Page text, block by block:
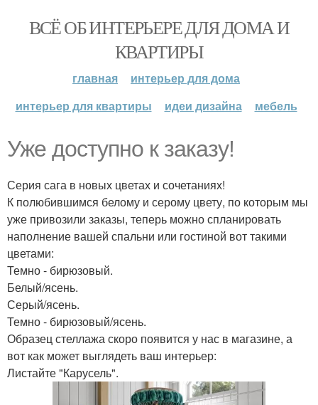
ВСЁ ОБ ИНТЕРЬЕРЕ ДЛЯ ДОМА И
КВАРТИРЫ
главная
интерьер для дома
интерьер для квартиры
идеи дизайна мебель
Уже доступно к заказу!
Серия сага в новых цветах и сочетаниях!
К полюбившимся белому и серому цвету, по которым мы
уже привозили заказы, теперь можно спланировать
наполнение вашей спальни или гостиной вот такими
цветами:
Темно - бирюзовый.
Белый/ясень.
Серый/ясень.
Темно - бирюзовый/ясень.
Образец стеллажа скоро появится у нас в магазине, а
вот как может выглядеть ваш интерьер:
Листайте "Карусель".